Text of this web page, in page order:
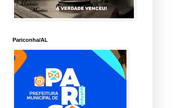
Pariconha/AL